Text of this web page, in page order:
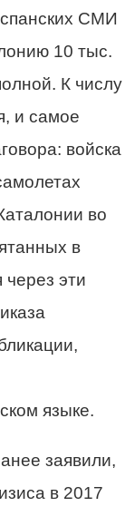
СМИ
10 тыс.
К числу
и самое
войска
во
в
эти
языке.
заявили,
в 2017